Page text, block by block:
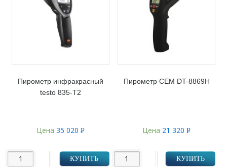
Пирометр инфракрасный
testo 835-T2
Цена 35 020 Р
КУПИТЬ
Пирометр CEM DT-8869H
Цена 21 320Р
КУПИТЬ